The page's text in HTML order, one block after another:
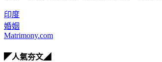
印度
婚姻
Matrimony.com
◤人氣夯文◢